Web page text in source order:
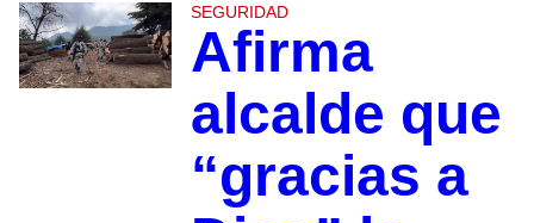
SEGURIDAD
Afirma
alcalde que
“gracias a